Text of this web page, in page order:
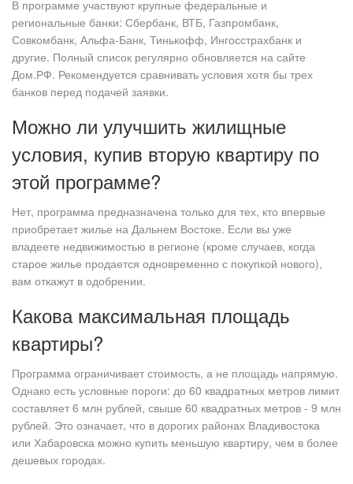
В программе участвуют крупные федеральные и
региональные банки: Сбербанк, ВТБ, Газпромбанк,
Совкомбанк, Альфа-Банк, Тинькофф, Ингосстрахбанк и
другие. Полный список регулярно обновляется на сайте
Дом.РФ. Рекомендуется сравнивать условия хотя бы трех
банков перед подачей заявки.
Можно ли улучшить жилищные
условия, купив вторую квартиру по
этой программе?
Нет, программа предназначена только для тех, кто впервые
приобретает жилье на Дальнем Востоке. Если вы уже
владеете недвижимостью в регионе (кроме случаев, когда
старое жилье продается одновременно с покупкой нового),
вам откажут в одобрении.
Какова максимальная площадь
квартиры?
Программа ограничивает стоимость, а не площадь напрямую.
Однако есть условные пороги: до 60 квадратных метров лимит
составляет 6 млн рублей, свыше 60 квадратных метров - 9 млн
рублей. Это означает, что в дорогих районах Владивостока
или Хабаровска можно купить меньшую квартиру, чем в более
дешевых городах.